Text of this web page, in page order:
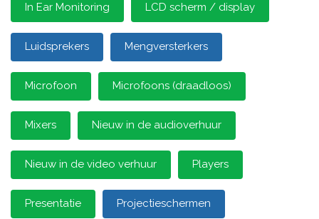
In Ear Monitoring LCD scherm / display
Luidsprekers Mengversterkers
Microfoon Microfoons (draadloos)
Mixers Nieuw in de audioverhuur
Nieuw in de video verhuur Players
Presentatie Projectieschermen